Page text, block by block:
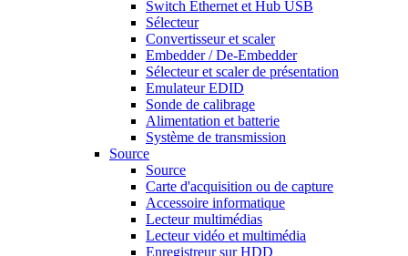
Switch Ethernet et Hub USB
Sélecteur
Convertisseur et scaler
Embedder / De-Embedder
Sélecteur et scaler de présentation
Emulateur EDID
Sonde de calibrage
Alimentation et batterie
Système de transmission
Source
Source
Carte d'acquisition ou de capture
Accessoire informatique
Lecteur multimédias
Lecteur vidéo et multimédia
Enregistreur sur HDD